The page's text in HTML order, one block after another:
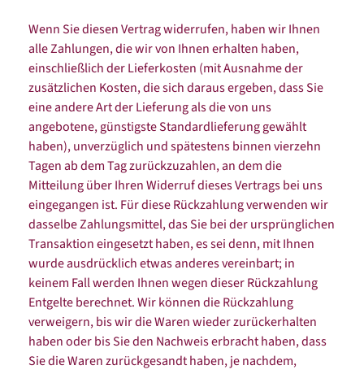
Wenn Sie diesen Vertrag widerrufen, haben wir Ihnen
alle Zahlungen, die wir von Ihnen erhalten haben,
einschließlich der Lieferkosten (mit Ausnahme der
zusätzlichen Kosten, die sich daraus ergeben, dass Sie
eine andere Art der Lieferung als die von uns
angebotene, günstigste Standardlieferung gewählt
haben), unverzüglich und spätestens binnen vierzehn
Tagen ab dem Tag zurückzuzahlen, an dem die
Mitteilung über Ihren Widerruf dieses Vertrags bei uns
eingegangen ist. Für diese Rückzahlung verwenden wir
dasselbe Zahlungsmittel, das Sie bei der ursprünglichen
Transaktion eingesetzt haben, es sei denn, mit Ihnen
wurde ausdrücklich etwas anderes vereinbart; in
keinem Fall werden Ihnen wegen dieser Rückzahlung
Entgelte berechnet. Wir können die Rückzahlung
verweigern, bis wir die Waren wieder zurückerhalten
haben oder bis Sie den Nachweis erbracht haben, dass
Sie die Waren zurückgesandt haben, je nachdem,